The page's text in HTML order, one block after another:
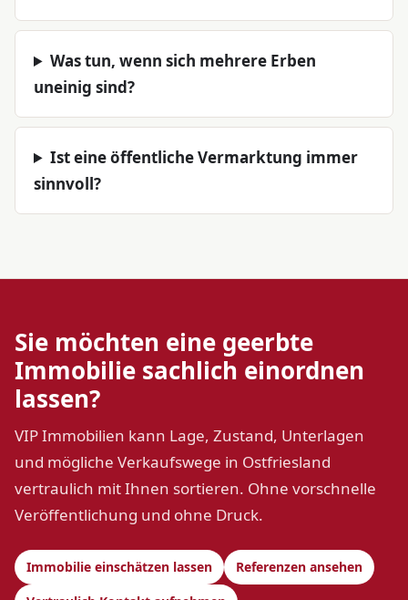
Was tun, wenn sich mehrere Erben
uneinig sind?
Ist eine öffentliche Vermarktung immer
sinnvoll?
Sie möchten eine geerbte
Immobilie sachlich einordnen
lassen?
VIP Immobilien kann Lage, Zustand, Unterlagen
und mögliche Verkaufswege in Ostfriesland
vertraulich mit Ihnen sortieren. Ohne vorschnelle
Veröffentlichung und ohne Druck.
Immobilie einschätzen lassen
Referenzen ansehen